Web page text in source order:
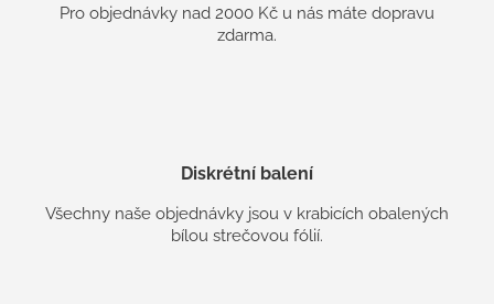
Pro objednávky nad 2000 Kč u nás máte dopravu
zdarma.
Diskrétní balení
Všechny naše objednávky jsou v krabicích obalených
bílou strečovou fólií.